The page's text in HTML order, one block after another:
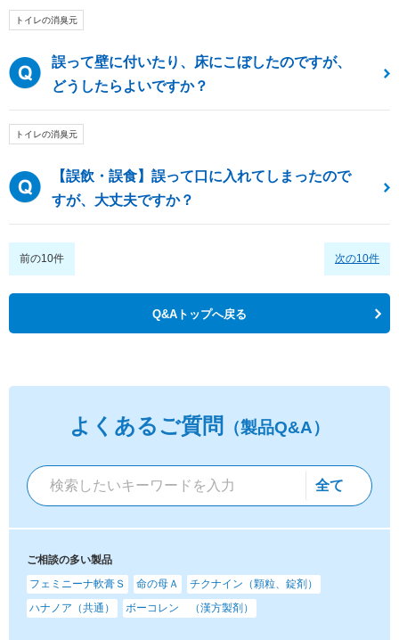
トイレの消臭元
誤って壁に付いたり、床にこぼしたのですが、
どうしたらよいですか？
トイレの消臭元
【誤飲・誤食】誤って口に入れてしまったので
すが、大丈夫ですか？
前の10件 次の10件
Q&Aトップへ戻る
よくあるご質問 （製品Q&A）
ご相談の多い製品
フェミニーナ軟膏Ｓ
命の母Ａ
チクナイン（顆粒、錠剤）
ハナノア（共通）
ボーコレン （漢方製剤）